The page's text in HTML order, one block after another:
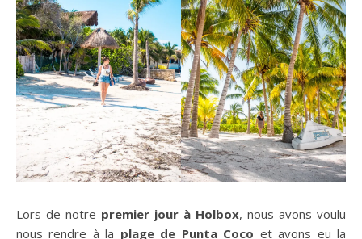
Lors de notre premier jour à Holbox, nous avons voulu
nous rendre à la plage de Punta Coco et avons eu la